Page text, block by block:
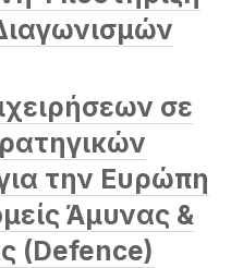
σε
την Ευρώπη
Άμυνας &
(Defence)